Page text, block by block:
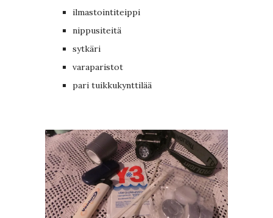
ilmastointiteippi
nippusiteitä
sytkäri
varaparistot
pari tuikkukynttilää